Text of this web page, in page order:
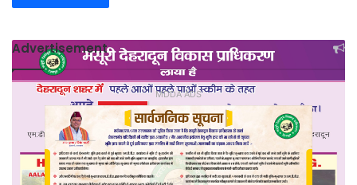
Advertisement
MDDA ADS